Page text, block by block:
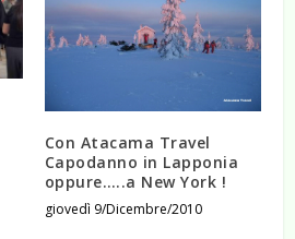
Con Atacama Travel
Capodanno in Lapponia
oppure…..a New York !
giovedì 9/Dicembre/2010